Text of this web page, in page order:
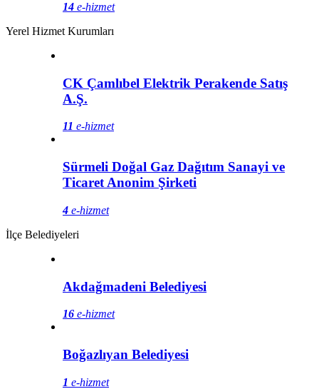
14 e-hizmet
Yerel Hizmet Kurumları
CK Çamlıbel Elektrik Perakende Satış
A.Ş.
11 e-hizmet
Sürmeli Doğal Gaz Dağıtım Sanayi ve
Ticaret Anonim Şirketi
4 e-hizmet
İlçe Belediyeleri
Akdağmadeni Belediyesi
16 e-hizmet
Boğazlıyan Belediyesi
1 e-hizmet